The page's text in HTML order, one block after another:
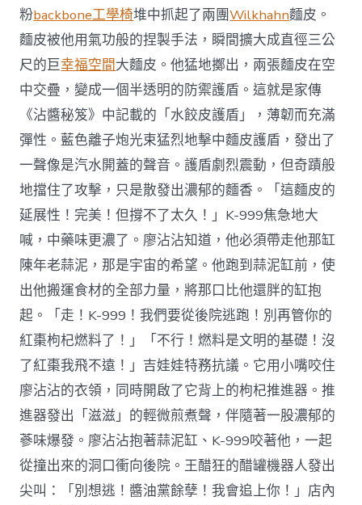
粉backbone工學椅堆中抓起了兩團Wilkhahn麵皮。
麵皮被他用氣功般的捏製手法，瞬間擴大成直徑三公
尺的巨幸福空間大麵皮。他猛地擲出，兩張麵皮在空
中交疊，變成一個半透明的防禦護盾。這就是家傳
《沾醬秘笈》中記載的「水餃皮護盾」，薄韌而充滿
彈性。藍色離子炮光束猛烈地擊中麵皮護盾，發出了
一聲像是汽水開蓋的聲音。護盾劇烈震動，但奇蹟般
地擋住了攻擊，只是散發出濃郁的麵香。「這麵皮的
延展性！完美！但撐不了太久！」K-999焦急地大
喊，中藥味更濃了。廖沾沾知道，他必須帶走他那缸
陳年老蒜泥，那是宇宙的希望。他跑到蒜泥缸前，使
出他搬運食材的全部力量，將那口比他還胖的缸抱
起。「走！K-999！我們要從後院逃跑！別再管你的
紅棗枸杞燃料了！」「不行！燃料是文明的基礎！沒
了紅棗我飛不遠！」吉娃娃特務抗議。它用小嘴咬住
廖沾沾的衣領，同時開啟了它背上的枸杞推進器。推
進器發出「滋滋」的輕微煎煮聲，伴隨著一股濃郁的
蔘味爆發。廖沾沾抱著蒜泥缸、K-999咬著他，一起
從撞出來的洞口衝向後院。王醋狂的醋罐機器人發出
尖叫：「別想逃！醬油黨餘孽！我會追上你！」店內